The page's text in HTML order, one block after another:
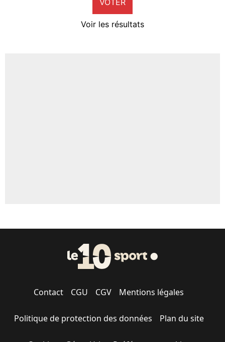
Voir les résultats
Contact CGU CGV Mentions légales
Politique de protection des données Plan du site